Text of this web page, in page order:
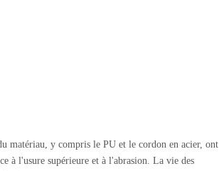
matériau, y compris le PU et le cordon en acier, ont
à l'usure supérieure et à l'abrasion. La vie des